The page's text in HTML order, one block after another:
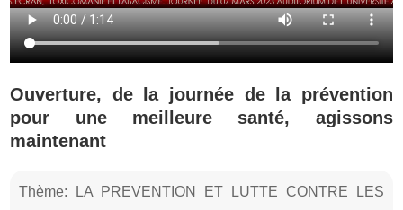
Ouverture, de la journée de la prévention
pour une meilleure santé, agissons
maintenant
Thème: LA PREVENTION ET LUTTE CONTRE LES